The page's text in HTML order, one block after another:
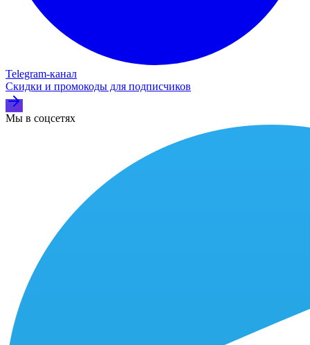
Telegram‑канал
Скидки и промокоды для подписчиков
Мы в соцсетях